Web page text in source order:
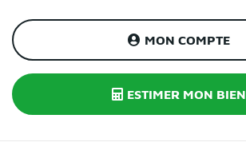
MON COMPTE
ESTIMER MON BIEN